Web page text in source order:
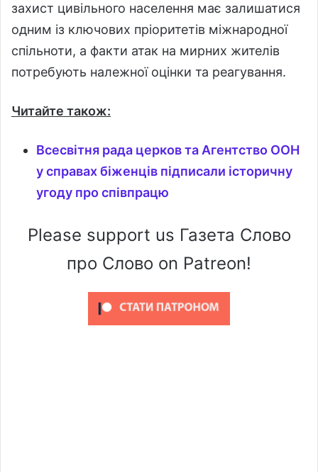
захист цивільного населення має залишатися
одним із ключових пріоритетів міжнародної
спільноти, а факти атак на мирних жителів
потребують належної оцінки та реагування.
Читайте також:
Всесвітня рада церков та Агентство ООН
у справах біженців підписали історичну
угоду про співпрацю
Please support us Газета Слово
про Слово on Patreon!